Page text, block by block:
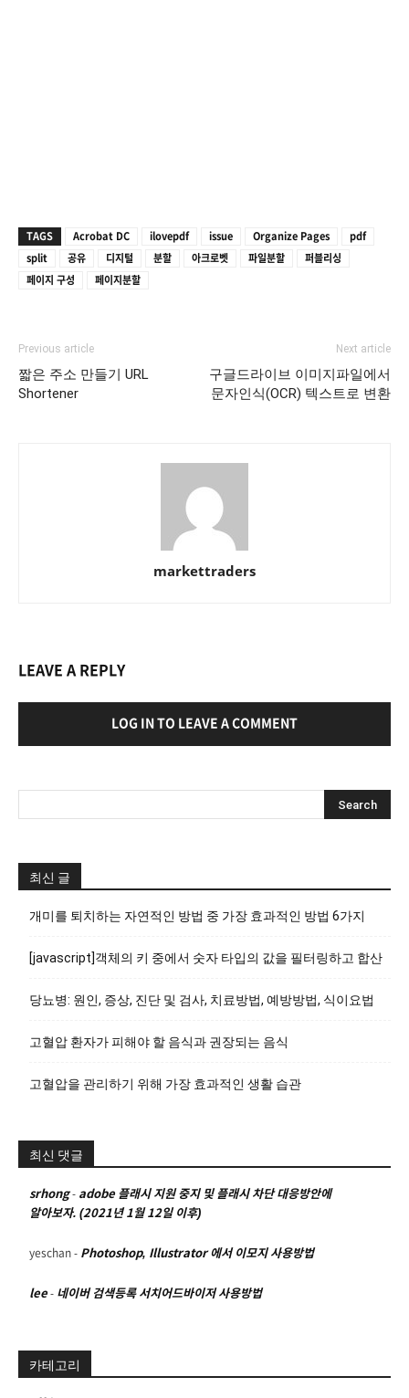
TAGS Acrobat DC ilovepdf issue Organize Pages pdf
split 공유 디지털 분할 아크로벳 파일분할 퍼블리싱
페이지 구성 페이지분할
Previous article
짧은 주소 만들기 URL
Shortener
Next article
구글드라이브 이미지파일에서
문자인식(OCR) 텍스트로 변환
markettraders
LEAVE A REPLY
LOG IN TO LEAVE A COMMENT
최신 글
개미를 퇴치하는 자연적인 방법 중 가장 효과적인 방법 6가지
[javascript]객체의 키 중에서 숫자 타입의 값을 필터링하고 합산
당뇨병: 원인, 증상, 진단 및 검사, 치료방법, 예방방법, 식이요법
고혈압 환자가 피해야 할 음식과 권장되는 음식
고혈압을 관리하기 위해 가장 효과적인 생활 습관
최신 댓글
srhong- adobe 플래시 지원 중지 및 플래시 차단 대응방안에
알아보자. (2021년 1월 12일 이후)
yeschan - Photoshop, Illustrator 에서 이모지 사용방법
lee - 네이버 검색등록 서치어드바이저 사용방법
카테고리